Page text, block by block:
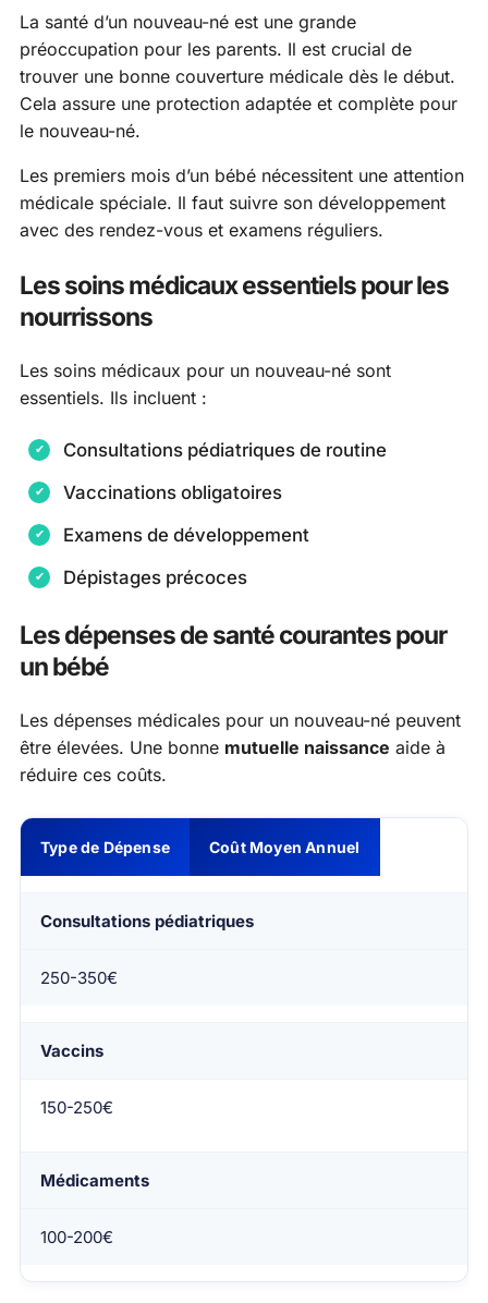
La santé d’un nouveau-né est une grande
préoccupation pour les parents. Il est crucial de
trouver une bonne couverture médicale dès le début.
Cela assure une protection adaptée et complète pour
le nouveau-né.
Les premiers mois d’un bébé nécessitent une attention
médicale spéciale. Il faut suivre son développement
avec des rendez-vous et examens réguliers.
Les soins médicaux essentiels pour les
nourrissons
Les soins médicaux pour un nouveau-né sont
essentiels. Ils incluent :
Consultations pédiatriques de routine
Vaccinations obligatoires
Examens de développement
Dépistages précoces
Les dépenses de santé courantes pour
un bébé
Les dépenses médicales pour un nouveau-né peuvent
être élevées. Une bonne mutuelle naissance aide à
réduire ces coûts.
Type de Dépense Coût Moyen Annuel
Consultations pédiatriques
250-350€
Vaccins
150-250€
Médicaments
100-200€